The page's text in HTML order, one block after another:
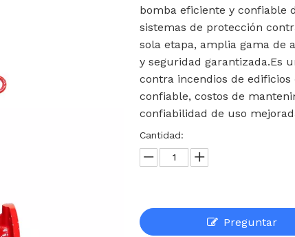
bomba eficiente y confiable
sistemas de protección
sola etapa, amplia gama de
y seguridad garantizada.Es
contra incendios de
confiable, costos de
confiabilidad de uso
Cantidad:
Preguntar